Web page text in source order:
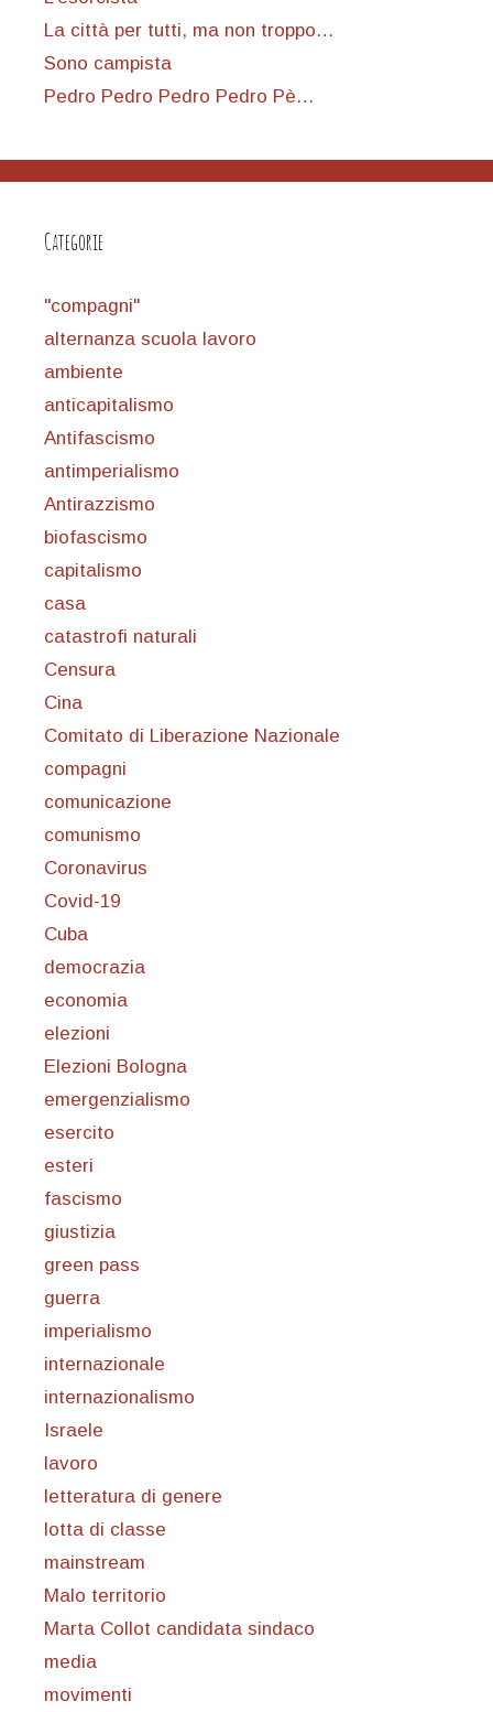
La città per tutti, ma non troppo…
Sono campista
Pedro Pedro Pedro Pedro Pè…
Categorie
"compagni"
alternanza scuola lavoro
ambiente
anticapitalismo
Antifascismo
antimperialismo
Antirazzismo
biofascismo
capitalismo
casa
catastrofi naturali
Censura
Cina
Comitato di Liberazione Nazionale
compagni
comunicazione
comunismo
Coronavirus
Covid-19
Cuba
democrazia
economia
elezioni
Elezioni Bologna
emergenzialismo
esercito
esteri
fascismo
giustizia
green pass
guerra
imperialismo
internazionale
internazionalismo
Israele
lavoro
letteratura di genere
lotta di classe
mainstream
Malo territorio
Marta Collot candidata sindaco
media
movimenti